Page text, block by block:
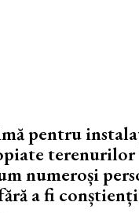
pentru
terenurilor
numeroși
a fi